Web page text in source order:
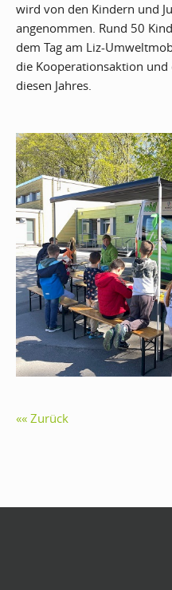
wird von den Kindern und
angenommen. Rund 50
dem Tag am Liz-
die Kooperationsaktion
diesen Jahres.
Zurück